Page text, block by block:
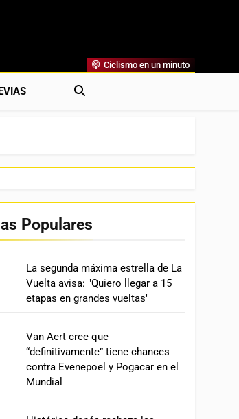
Más. La Web Ciclista De Referencia.
Ciclismo en un minuto
Populares
La segunda máxima estrella de La
Vuelta avisa: "Quiero llegar a 15
etapas en grandes vueltas"
Van Aert cree que
“definitivamente” tiene chances
contra Evenepoel y Pogacar en el
Mundial